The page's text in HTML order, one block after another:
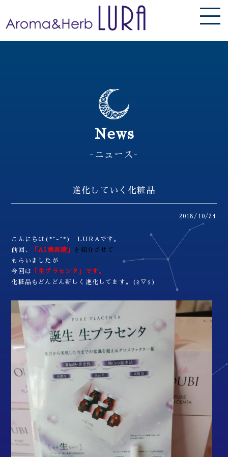
News
-ニュース-
進化していく化粧品
2018/10/24
こんにちは(*^-^*) LURAです。
前回、
「AI美容液」 を紹介させて
もらいましたが
今回は
「生プラセンタ」です。
化粧品もどんどん新しく進化してます。(≧▽≦)